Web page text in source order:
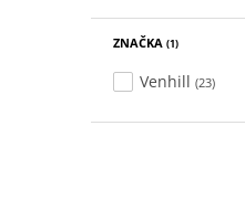
ZNAČKA (1)
Venhill (23)